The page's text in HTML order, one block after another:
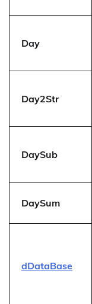
Day
Day2Str
DaySub
DaySum
dDataBase